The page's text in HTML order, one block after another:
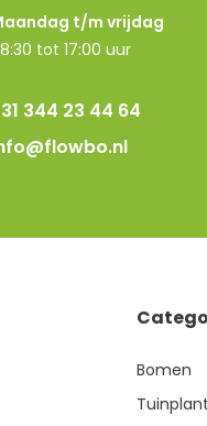
t/m vrijdag
tot 17:00 uur
344 23 44 64
Bomen